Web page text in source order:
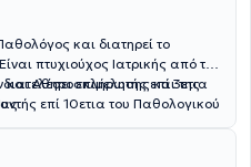
και διατηρεί το
πτυχιούχος Ιατρικής από το
επιμελητής επί 3ετια
Αθηροσκλήρωσης και της
Εταιρίας.